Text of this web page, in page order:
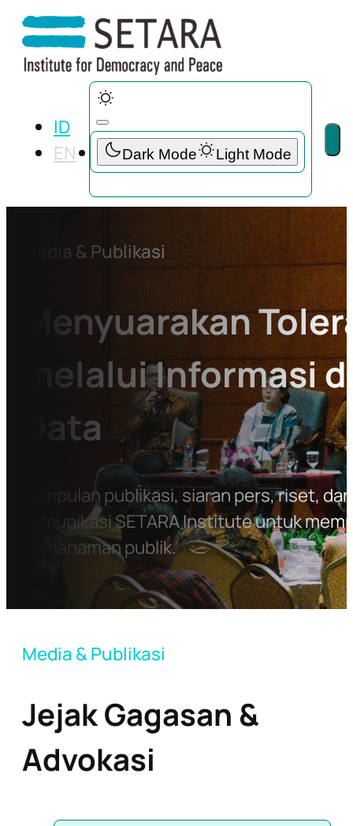
ID
EN
Media & Publikasi
Menyuarakan
melalui Informasi
Data
Kumpulan publikasi, siaran pers, riset,
komunikasi SETARA Institute untuk
pemahaman publik.
Media & Publikasi
Jejak Gagasan &
Advokasi